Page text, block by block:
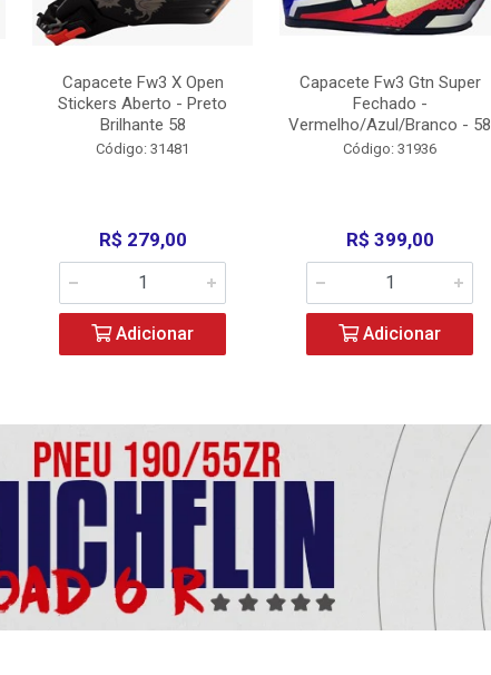
Capacete Fw3 X Open
Stickers Aberto - Preto
Brilhante 58
Código: 31481
R$ 279,00
Adicionar
Capacete Fw3 Gtn Super
Fechado -
Vermelho/Azul/Branco - 58
Código: 31936
R$ 399,00
Adicionar